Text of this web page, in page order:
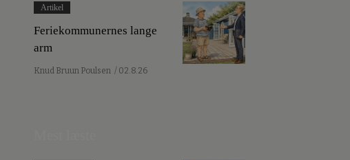
Artikel
Feriekommunernes lange
arm
Knud Bruun Poulsen / 02.8.26